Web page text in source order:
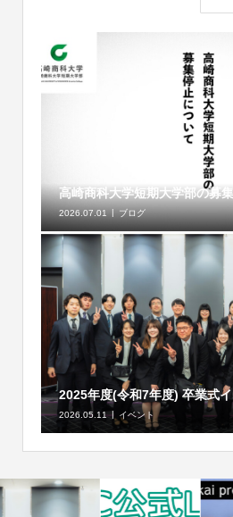
高崎商科大学短期大学部の募
2026.07.01 ブログ
2025年度(令和7年度) 卒業式
2026.05.11 イベント